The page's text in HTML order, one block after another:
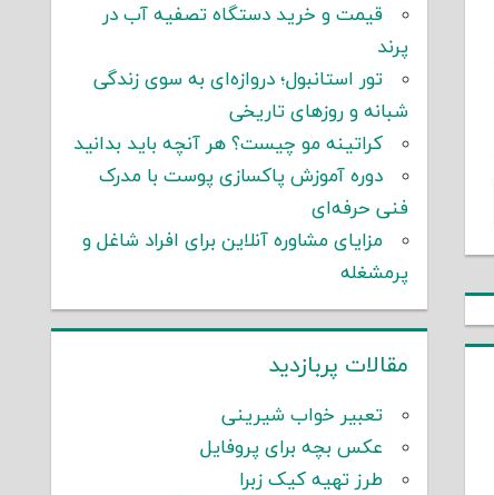
قیمت و خرید دستگاه تصفیه آب در
پرند
تور استانبول؛ دروازه‌ای به سوی زندگی
شبانه و روزهای تاریخی
کراتینه مو چیست؟ هر آنچه باید بدانید
دوره آموزش پاکسازی پوست با مدرک
فنی حرفه‌ای
مزایای مشاوره آنلاین برای افراد شاغل و
پرمشغله
مقالات پربازدید
تعبیر خواب شیرینی
عکس بچه برای پروفایل
طرز تهیه کیک زبرا